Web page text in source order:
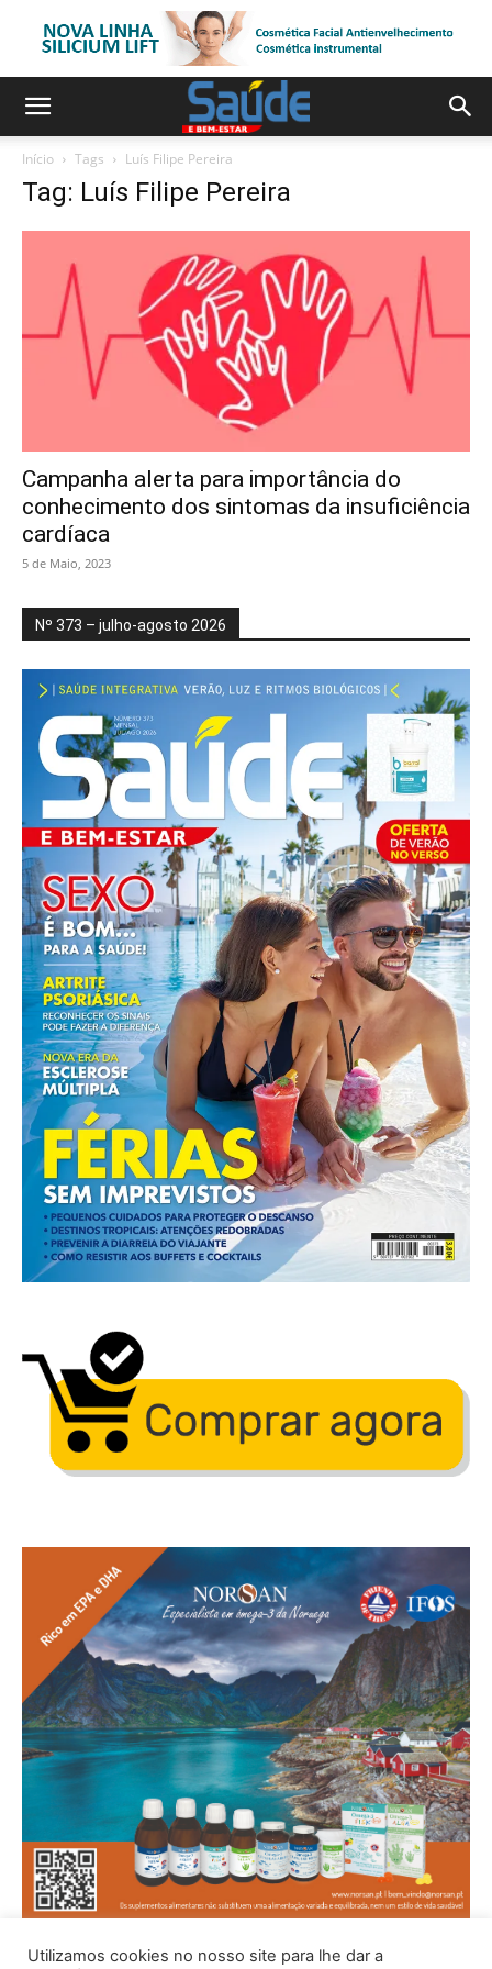
Início Tags Luís Filipe Pereira
Tag: Luís Filipe Pereira
Campanha alerta para importância do
conhecimento dos sintomas da insuficiência
cardíaca
5 de Maio, 2023
Nº 373 – julho-agosto 2026
Utilizamos cookies no nosso site para lhe dar a